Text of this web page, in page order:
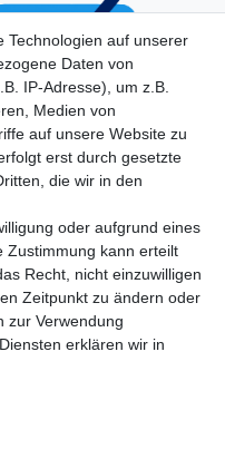
Technologien auf unserer
Daten von
IP-Adresse), um z.B.
Medien von
auf unsere Website zu
erst durch gesetzte
die wir in den
oder aufgrund eines
Zustimmung kann erteilt
Recht, nicht einzuwilligen
Zeitpunkt zu ändern oder
zur Verwendung
erklären wir in